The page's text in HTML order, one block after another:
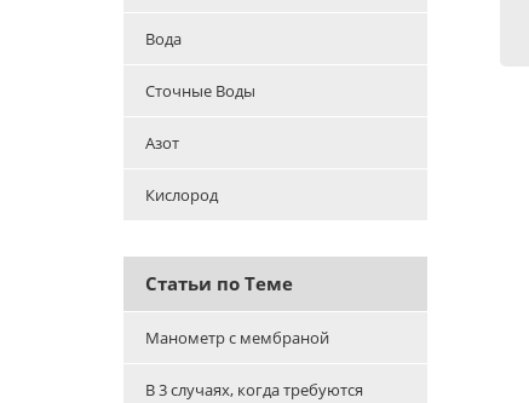
Вода
Сточные Воды
Азот
Кислород
Статьи по Теме
Манометр с мембраной
В 3 случаях, когда требуются